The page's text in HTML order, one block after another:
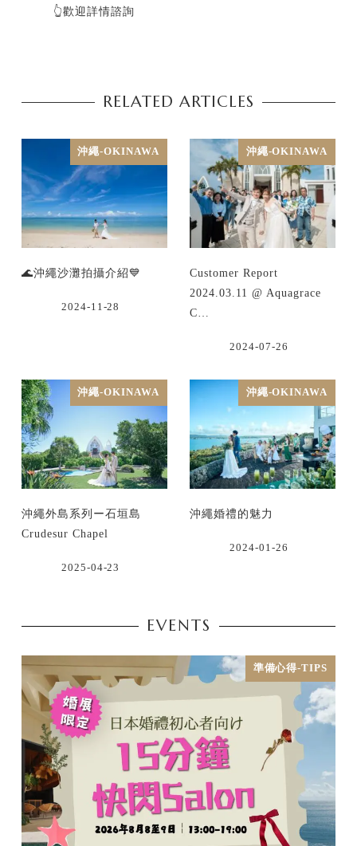
👆歡迎詳情諮詢
RELATED ARTICLES
沖繩-OKINAWA
🌊沖繩沙灘拍攝介紹💙
2024-11-28
沖繩-OKINAWA
Customer Report
2024.03.11 @ Aquagrace
C…
2024-07-26
沖繩-OKINAWA
沖繩外島系列ー石垣島
Crudesur Chapel
2025-04-23
沖繩-OKINAWA
沖繩婚禮的魅力
2024-01-26
EVENTS
準備心得-TIPS